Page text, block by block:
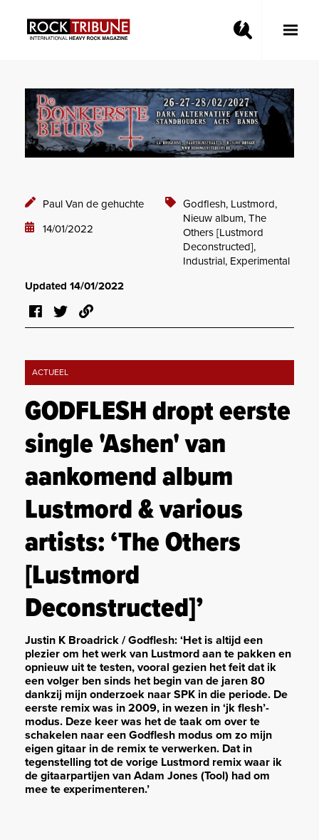
Toggle
Paul Van de gehuchte
14/01/2022
Godflesh, Lustmord,
Nieuw album, The
Others [Lustmord
Deconstructed],
Industrial, Experimental
Updated 14/01/2022
ACTUEEL
GODFLESH dropt eerste
single 'Ashen' van
aankomend album
Lustmord & various
artists: ‘The Others
[Lustmord
Deconstructed]’
Justin K Broadrick / Godflesh: ‘Het is altijd een
plezier om het werk van Lustmord aan te pakken en
opnieuw uit te testen, vooral gezien het feit dat ik
een volger ben sinds het begin van de jaren 80
dankzij mijn onderzoek naar SPK in die periode. De
eerste remix was in 2009, in wezen in ‘jk flesh’-
modus. Deze keer was het de taak om over te
schakelen naar een Godflesh modus om zo mijn
eigen gitaar in de remix te verwerken. Dat in
tegenstelling tot de vorige Lustmord remix waar ik
de gitaarpartijen van Adam Jones (Tool) had om
mee te experimenteren.’